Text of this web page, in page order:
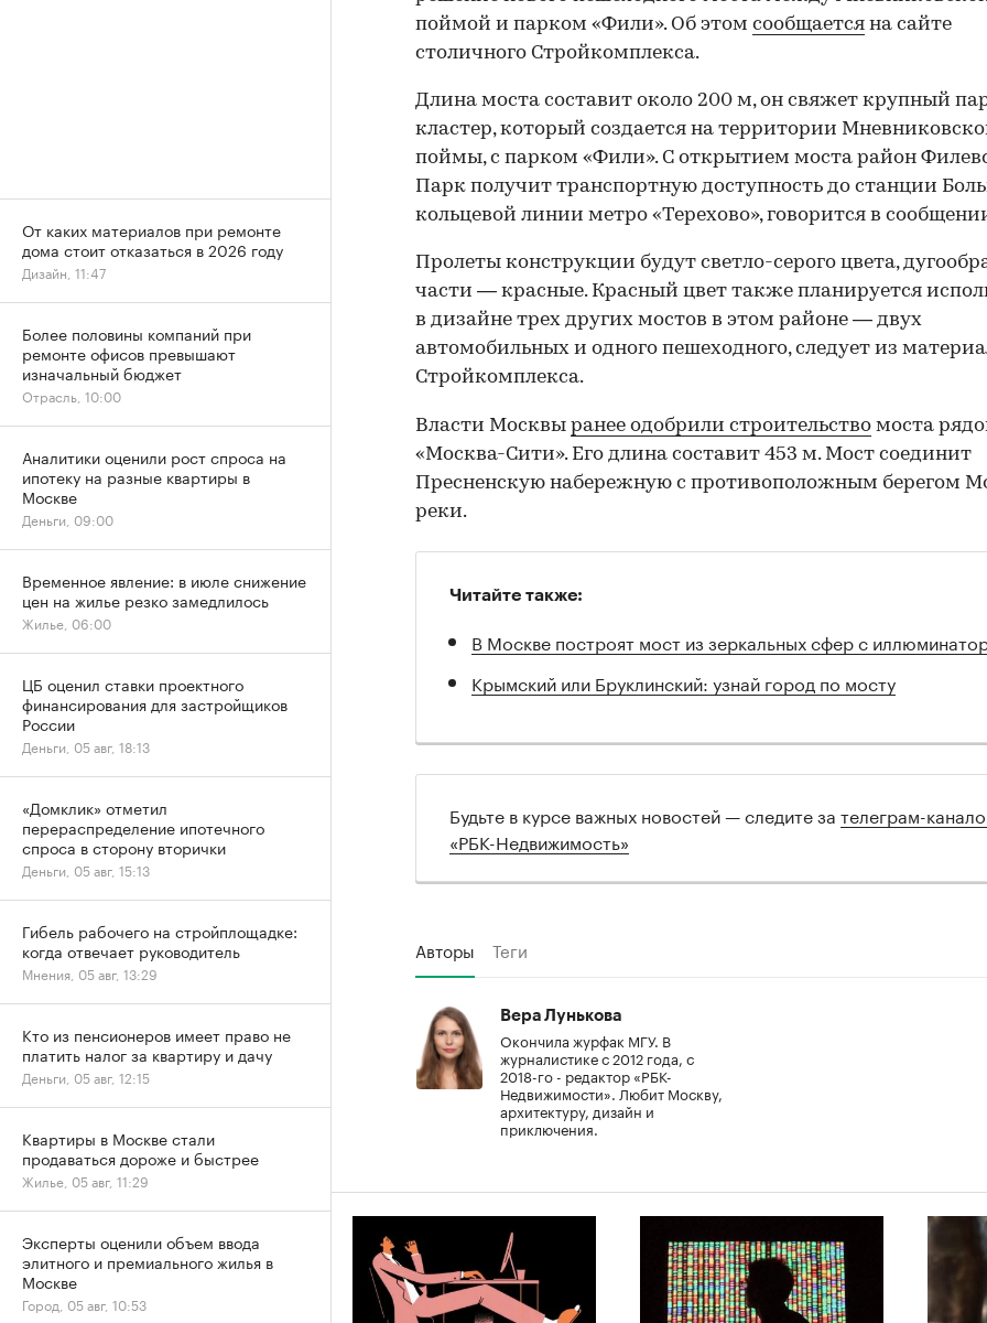
поймой и парком «Фили». Об этом сообщается на сайте
столичного Стройкомплекса.
Длина моста составит около 200 м, он свяжет крупный
кластер, который создается на территории
поймы, с парком «Фили». С открытием моста район
Парк получит транспортную доступность до станции
кольцевой линии метро «Терехово», говорится в
Пролеты конструкции будут светло-серого цвета,
части — красные. Красный цвет также планируется
в дизайне трех других мостов в этом районе — двух
автомобильных и одного пешеходного, следует из
Стройкомплекса.
00:00 / 00:00
Власти Москвы ранее одобрили строительство моста
«Москва-Сити». Его длина составит 453 м. Мост соединит
Пресненскую набережную с противоположным берегом
реки.
Читайте также:
В Москве построят мост из зеркальных сфер с
Крымский или Бруклинский: узнай город по мосту
Будьте в курсе важных новостей — следите за телеграм-
«РБК-Недвижимость»
Авторы Теги
Вера Лунькова
Окончила журфак МГУ. В
журналистике с 2012 года, с
2018-го - редактор «РБК-
Недвижимости». Любит Москву,
архитектуру, дизайн и
приключения.
От каких материалов при ремонте
дома стоит отказаться в 2026 году
Дизайн, 11:47
Более половины компаний при
ремонте офисов превышают
изначальный бюджет
Отрасль, 10:00
Аналитики оценили рост спроса на
ипотеку на разные квартиры в
Москве
Деньги, 09:00
Временное явление: в июле снижение
цен на жилье резко замедлилось
Жилье, 06:00
ЦБ оценил ставки проектного
финансирования для застройщиков
России
Деньги, 05 авг, 18:13
«Домклик» отметил
перераспределение ипотечного
спроса в сторону вторички
Деньги, 05 авг, 15:13
Гибель рабочего на стройплощадке:
когда отвечает руководитель
Мнения, 05 авг, 13:29
Кто из пенсионеров имеет право не
платить налог за квартиру и дачу
Деньги, 05 авг, 12:15
Квартиры в Москве стали
продаваться дороже и быстрее
Жилье, 05 авг, 11:29
Эксперты оценили объем ввода
элитного и премиального жилья в
Москве
Город, 05 авг, 10:53